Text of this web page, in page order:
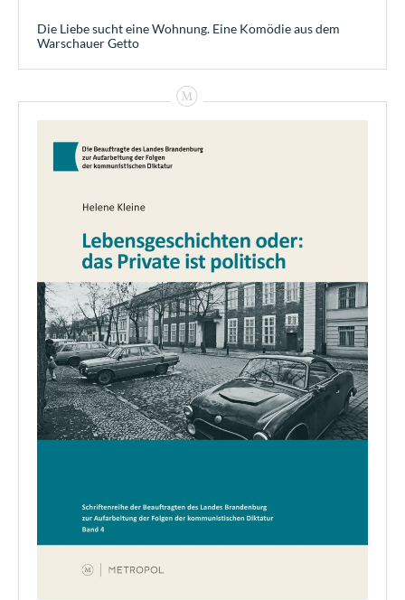
Die Liebe sucht eine Wohnung. Eine Komödie aus dem
Warschauer Getto